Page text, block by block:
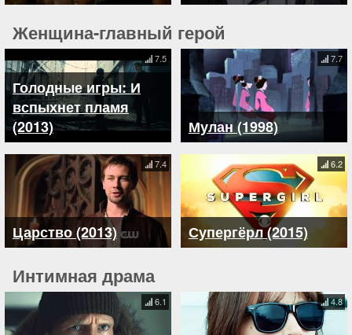
Женщина-главный герой
Голодные игры: И
вспыхнет пламя
(2013)
7.5
Мулан (1998)
7.7
Царство (2013)
7.4
Супергёрл (2015)
6.2
Интимная драма
6.1 4.8